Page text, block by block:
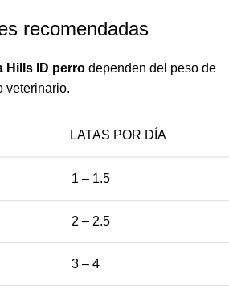
recomendadas
Hills ID perro dependen del peso de
veterinario.
LATAS POR DÍA
1 – 1.5
2 – 2.5
3 – 4